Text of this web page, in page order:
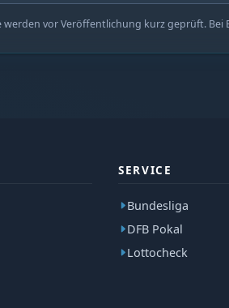
werden vor Veröffentlichung kurz geprüft.
SERVICE
Bundesliga
DFB Pokal
Lottocheck